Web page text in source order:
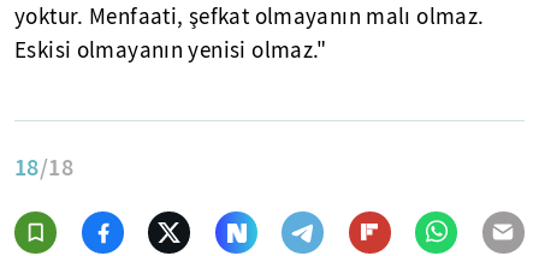
yoktur. Menfaati, şefkat olmayanın malı olmaz.
Eskisi olmayanın yenisi olmaz."
18/18